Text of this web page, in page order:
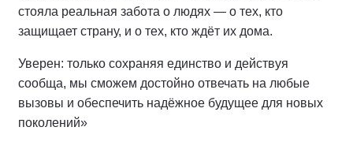
стояла реальная забота о людях — о тех, кто
защищает страну, и о тех, кто ждёт их дома.
Уверен: только сохраняя единство и действуя
сообща, мы сможем достойно отвечать на любые
вызовы и обеспечить надёжное будущее для новых
поколений»